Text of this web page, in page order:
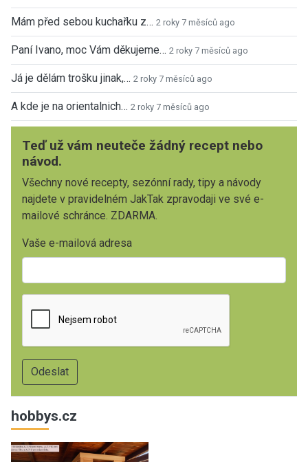
Mám před sebou kuchařku z… 2 roky 7 měsíců ago
Paní Ivano, moc Vám děkujeme… 2 roky 7 měsíců ago
Já je dělám trošku jinak,… 2 roky 7 měsíců ago
A kde je na orientalnich… 2 roky 7 měsíců ago
Teď už vám neuteče žádný recept nebo
návod.
Všechny nové recepty, sezónní rady, tipy a návody
najdete v pravidelném JakTak zpravodaji ve své e-
mailové schránce. ZDARMA.
Vaše e-mailová adresa
hobbys.cz